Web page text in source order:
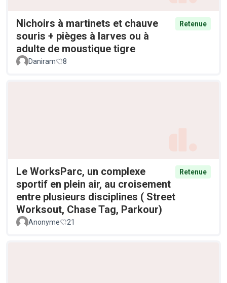
Nichoirs à martinets et chauve
souris + pièges à larves ou à
adulte de moustique tigre
Retenue
Daniram 8
Le WorksParc, un complexe
sportif en plein air, au croisement
entre plusieurs disciplines ( Street
Worksout, Chase Tag, Parkour)
Retenue
Anonyme 21